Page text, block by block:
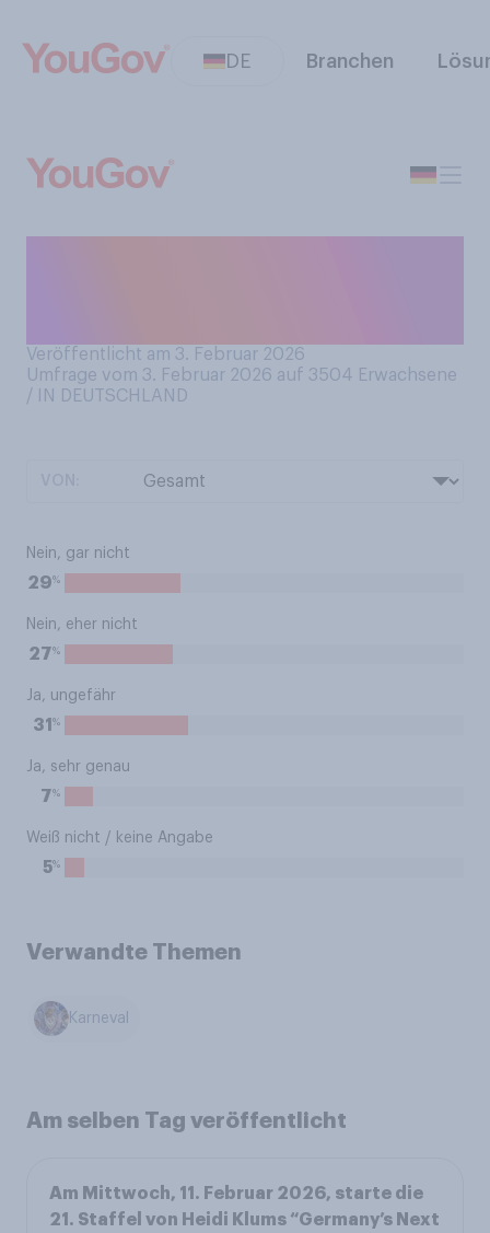
DE Branchen
Veröffentlicht am 3. Februar 2026
Umfrage vom 3. Februar 2026 auf 3504 Erwachsene
/ IN DEUTSCHLAND
Nein, gar nicht
29%
Nein, eher nicht
27%
Ja, ungefähr
31 %
Ja, sehr genau
7%
Weiß nicht / keine Angabe
5%
Verwandte Themen
Karneval
Am selben Tag veröffentlicht
Am Mittwoch, 11. Februar 2026, starte die
21. Staffel von Heidi Klums “Germany’s Next